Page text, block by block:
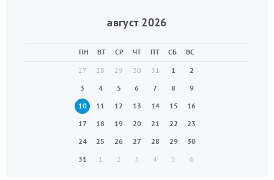
август 2026
ПН ВТ СР ЧТ ПТ СБ
ВС
27
28 29 30 31 1
2
3
4 5 6 7 8
9
10
11 12 13 14 15
16
17
18 19 20 21 22
23
24
25 26 27 28 29
30
31
1 2 3 4 5 6